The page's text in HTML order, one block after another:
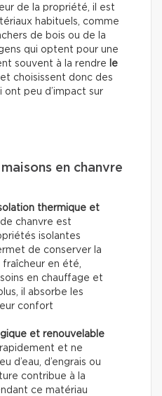
de la propriété, il est
habituels, comme
de bois ou de la
qui optent pour une
souvent à la rendre
le
et choisissent donc des
peu d’impact sur
en chanvre
thermique et
chanvre est
isolantes
de conserver la
en été,
en chauffage et
il absorbe les
confort
et renouvelable
et ne
d’eau, d’engrais ou
contribue à la
ce matériau